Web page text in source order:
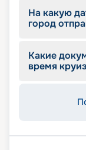
На какую
город
Какие
время